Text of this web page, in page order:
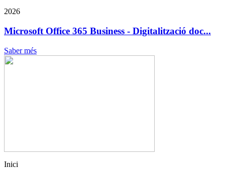
2026
Microsoft Office 365 Business - Digitalització doc...
Saber més
Inici